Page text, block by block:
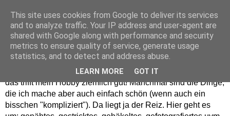
Willkommen in meinem "Wohnzimmer". Einfach und schön -
das trifft mein Hobby ziemlich gut! Manchmal sind die Dinge,
die ich mache aber auch einfach schön (wenn auch ein
bisschen "kompliziert"). Da liegt ja der Reiz. Hier geht es
This site uses cookies from Google to deliver its services
and to analyze traffic. Your IP address and user-agent are
shared with Google along with performance and security
metrics to ensure quality of service, generate usage
statistics, and to detect and address abuse.
LEARN MORE GOT IT